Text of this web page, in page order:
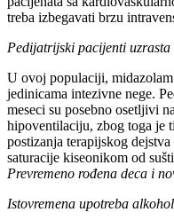
treba izbegavati brzu
Pedijatrijski pacijenti uzrasta
U ovoj populaciji,
jedinicama intezivne nege.
meseci su posebno osetljivi
hipoventilaciju, zbog toga je
postizanja terapijskog
saturacije kiseonikom od
Prevremeno rođena deca i
Istovremena upotreba